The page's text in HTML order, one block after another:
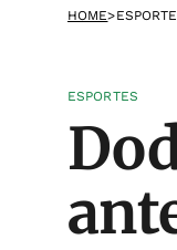
HOME>
ESPORTES